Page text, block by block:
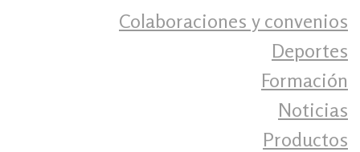
Colaboraciones y convenios
Deportes
Formación
Noticias
Productos